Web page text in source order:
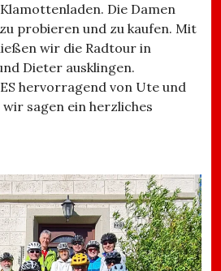
Die Damen
probieren und zu kaufen. Mit
wir die Radtour in
Dieter ausklingen.
hervorragend von Ute und
sagen ein herzliches